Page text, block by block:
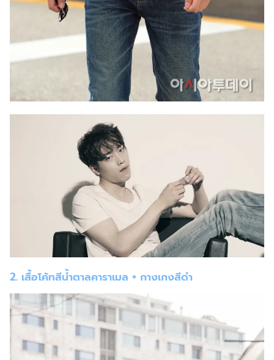
2. เสื้อโค้ทสีน้ำตาลคาราเมล + กางเกงสีดำ